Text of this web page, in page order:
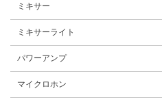
ミキサー
ミキサーライト
パワーアンプ
マイクロホン